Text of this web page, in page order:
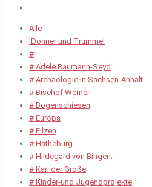
Alle
'Donner und Trummel
#
# Adele Baumann-Seyd
# Archäologie in Sachsen-Anhalt
# Bischof Werner
# Bogenschiesen
# Europa
# Filzen
# Hatheburg
# Hildegard von Bingen.
# Karl der Große
# Kinder-und Jugendprojekte